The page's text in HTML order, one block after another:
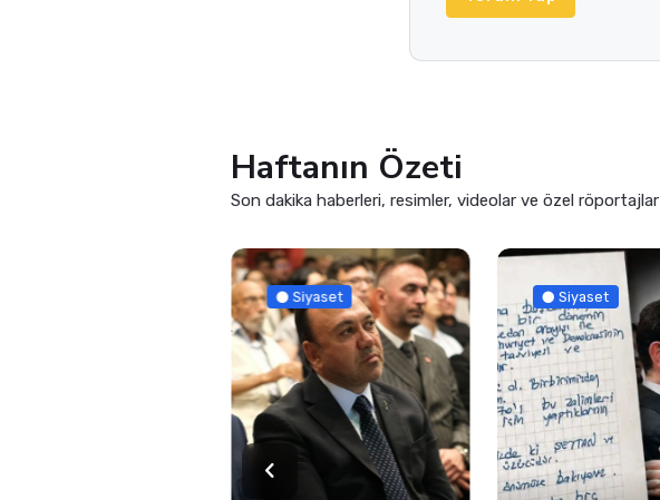
Haftanın Özeti
Son dakika haberleri, resimler, videolar ve özel röportajlar
Siyaset Siyaset